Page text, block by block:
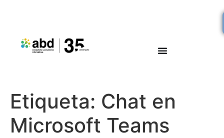
Etiqueta: Chat en
Microsoft Teams